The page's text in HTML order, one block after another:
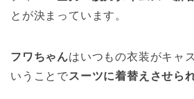
とが決まっています。
フワちゃんはいつもの衣装がキャ
いうことでスーツに着替えさせら